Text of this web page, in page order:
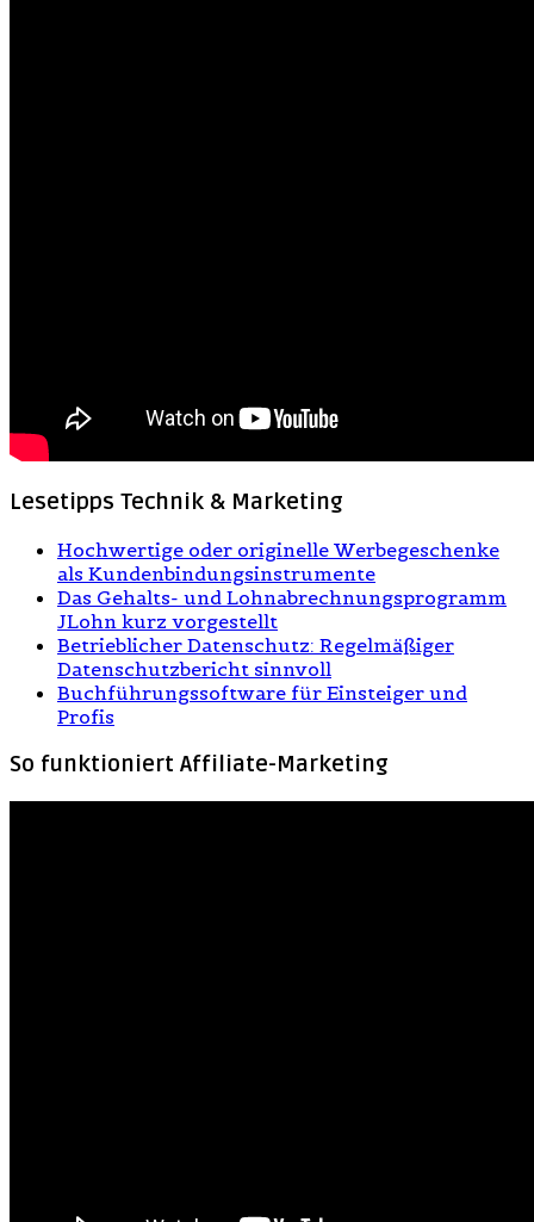
Lesetipps Technik & Marketing
Hochwertige oder originelle Werbegeschenke
als Kundenbindungsinstrumente
Das Gehalts- und Lohnabrechnungsprogramm
JLohn kurz vorgestellt
Betrieblicher Datenschutz: Regelmäßiger
Datenschutzbericht sinnvoll
Buchführungssoftware für Einsteiger und
Profis
So funktioniert Affiliate-Marketing